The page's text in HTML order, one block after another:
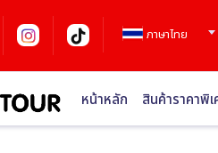
ภาษาไทย
หน้าหลัก สินค้าราคาพิ